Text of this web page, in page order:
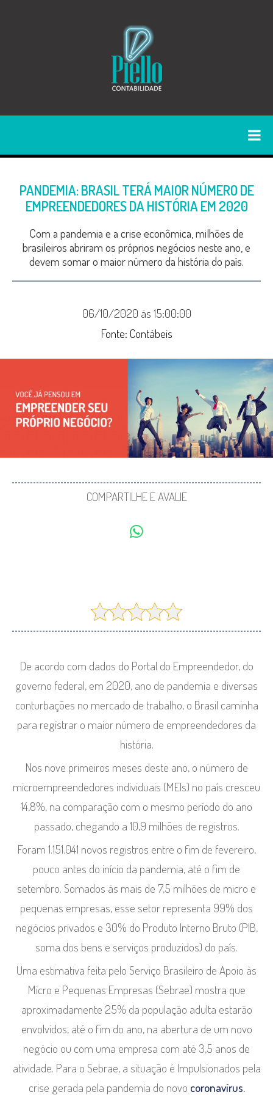
PANDEMIA: BRASIL TERÁ MAIOR NÚMERO DE
EMPREENDEDORES DA HISTÓRIA EM 2020
Com a pandemia e a crise econômica, milhões de
brasileiros abriram os próprios negócios neste ano, e
devem somar o maior número da história do país.
06/10/2020 às 15:00:00
Fonte: Contábeis
COMPARTILHE E AVALIE
De acordo com dados do Portal do Empreendedor, do
governo federal, em 2020, ano de pandemia e diversas
conturbações no mercado de trabalho, o Brasil caminha
para registrar o maior número de empreendedores da
história.
Nos nove primeiros meses deste ano, o número de
microempreendedores individuais (MEIs) no país cresceu
14,8%, na comparação com o mesmo período do ano
passado, chegando a 10,9 milhões de registros.
Foram 1.151.041 novos registros entre o fim de fevereiro,
pouco antes do início da pandemia, até o fim de
setembro. Somados às mais de 7,5 milhões de micro e
pequenas empresas, esse setor representa 99% dos
negócios privados e 30% do Produto Interno Bruto (PIB,
soma dos bens e serviços produzidos) do país.
Uma estimativa feita pelo Serviço Brasileiro de Apoio às
Micro e Pequenas Empresas (Sebrae) mostra que
aproximadamente 25% da população adulta estarão
envolvidos, até o fim do ano, na abertura de um novo
negócio ou com uma empresa com até 3,5 anos de
atividade. Para o Sebrae, a situação é Impulsionados pela
crise gerada pela pandemia do novo coronavírus.